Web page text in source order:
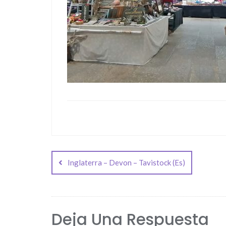
Navegación
deInglaterra – Devon – Tavistock (Es)
Deja Una Respuesta